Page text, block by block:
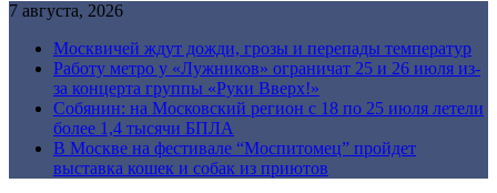
7 августа, 2026
Москвичей ждут дожди, грозы и перепады температур
Работу метро у «Лужников» ограничат 25 и 26 июля из-
за концерта группы «Руки Вверх!»
Собянин: на Московский регион с 18 по 25 июля летели
более 1,4 тысячи БПЛА
В Москве на фестивале “Моспитомец” пройдет
выставка кошек и собак из приютов